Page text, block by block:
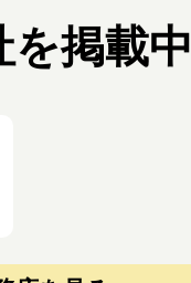
を掲載中